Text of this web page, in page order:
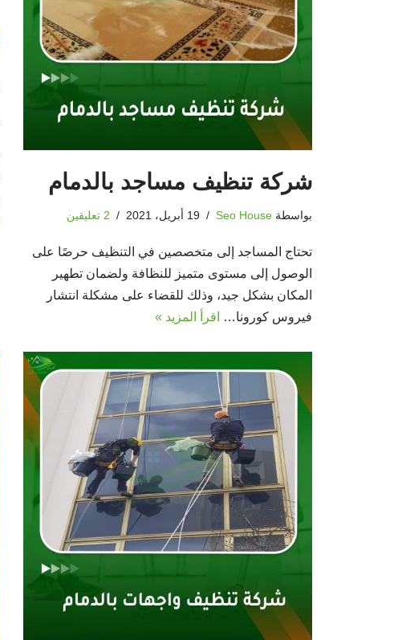
شركة تنظيف مساجد بالدمام
بواسطة Seo House 19 أبريل، 2021 2 تعليقين
تحتاج المساجد إلى متخصصين في التنظيف حرصًا على
الوصول إلى مستوى متميز للنظافة ولضمان تطهير
المكان بشكل جيد، وذلك للقضاء على مشكلة انتشار
فيروس كورونا…
اقرأ المزيد »